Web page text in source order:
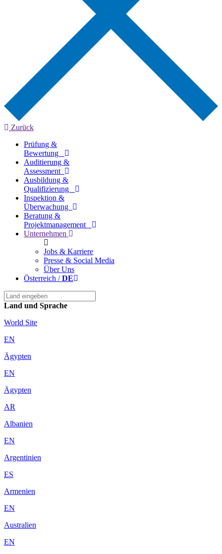
Zurück
Prüfung &
Bewertung
Auditierung &
Assessment
Ausbildung &
Qualifizierung
Inspektion &
Überwachung
Beratung &
Projektmanagement
Unternehmen
Jobs & Karriere
Presse & Social Media
Über Uns
Österreich /DE
Land und Sprache
World Site
EN
Ägypten
EN
Ägypten
AR
Albanien
EN
Argentinien
ES
Armenien
EN
Australien
EN